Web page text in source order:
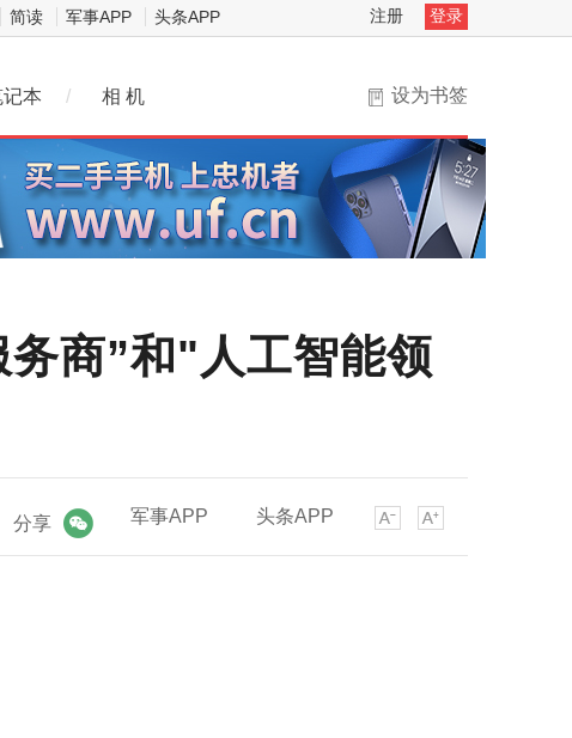
简读 军事APP 头条APP 注册 登录
设为书签
本 / 相 机
商”和"人工智能领
军事APP 头条APP
分享